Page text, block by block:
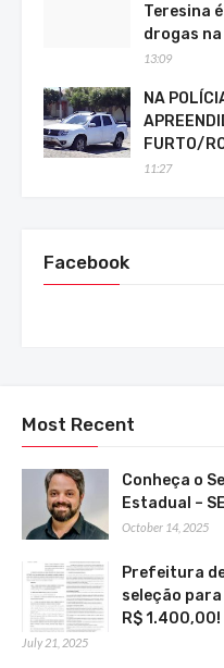
Teresina
drogas
13:09
NA
FURTO/
11:27
Facebook
Most Recent
Conheça o
Estadual –
October 14, 2025
Prefeitura
seleção
R$ 1.400,00!
July 21, 2025